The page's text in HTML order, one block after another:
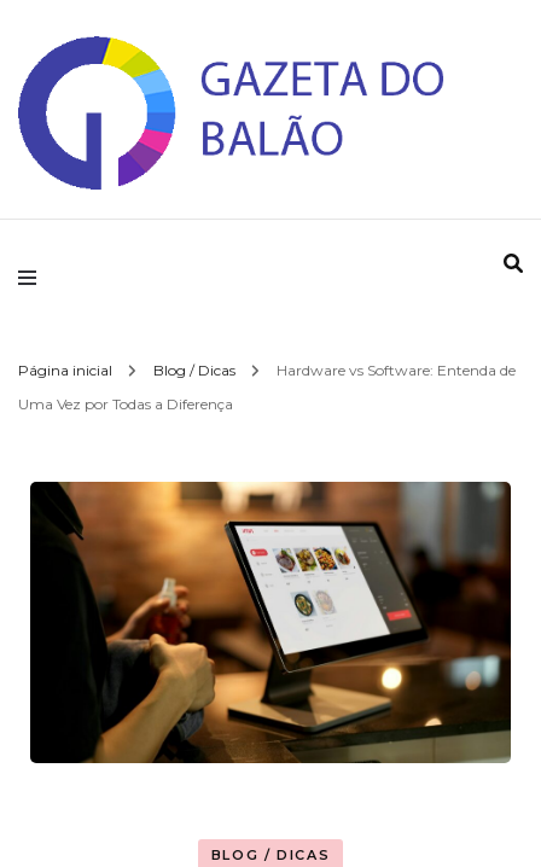
Gazeta do Balao
Página inicial Blog / Dicas
Hardware vs Software: Entenda de
Uma Vez por Todas a Diferença
BLOG / DICAS